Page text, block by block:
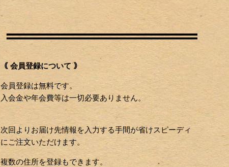
｟ 会員登録について ｠
会員登録は無料です。
入会金や年会費等は一切必要ありません。
次回よりお届け先情報を入力する手間が省けスピーディ
にご注文いただけます。
複数の住所を登録もできます。